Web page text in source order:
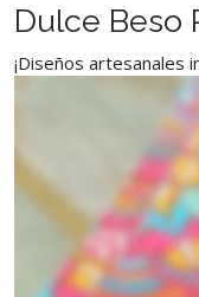
Dulce Beso
¡Diseños artesanales